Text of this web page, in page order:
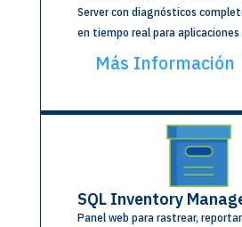
Server con diagnósticos
en tiempo real para
Más Información
SQL Inventory
Panel web para rastrear,